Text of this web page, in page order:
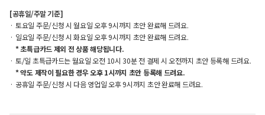
[공휴일/주말 기준]
토요일 주문/신청 시 월요일 오후 9시까지 초안 완료해 드려요.
일요일 주문/신청 시 화요일 오후 9시까지 초안 완료해 드려요.
* 초특급카드 제외 전 상품 해당됩니다.
토/일 초특급카드는 월요일 오전 10시 30분 전 결제 시 오전까지 초안 등록해 드려요.
* 약도 제작이 필요한 경우 오후 1시까지 초안 등록해 드려요.
공휴일 주문/신청 시 다음 영업일 오후 9시까지 초안 완료해 드려요.